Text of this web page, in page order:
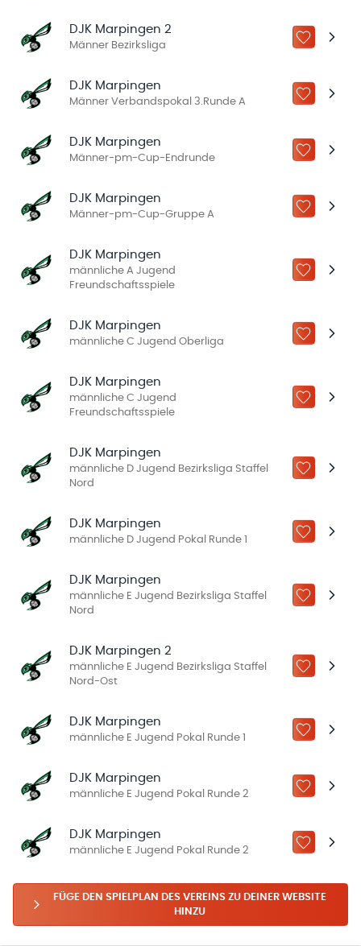
DJK Marpingen 2
Männer Bezirksliga ZU „MEINE
DJK Marpingen
Männer Verbandspokal 3.Runde A ZU „MEINE
DJK Marpingen
Männer-pm-Cup-Endrunde ZU „MEINE
DJK Marpingen
Männer-pm-Cup-Gruppe A ZU „MEINE
DJK Marpingen
männliche A Jugend
Freundschaftsspiele
ZU „MEINE
DJK Marpingen
männliche C Jugend Oberliga ZU „MEINE
DJK Marpingen
männliche C Jugend
Freundschaftsspiele
ZU „MEINE
DJK Marpingen
männliche D Jugend Bezirksliga Staffel
Nord
ZU „MEINE
DJK Marpingen
männliche D Jugend Pokal Runde 1 ZU „MEINE
DJK Marpingen
männliche E Jugend Bezirksliga Staffel
Nord
ZU „MEINE
DJK Marpingen 2
männliche E Jugend Bezirksliga Staffel
Nord-Ost
ZU „MEINE
DJK Marpingen
männliche E Jugend Pokal Runde 1 ZU „MEINE
DJK Marpingen
männliche E Jugend Pokal Runde 2 ZU „MEINE
DJK Marpingen
männliche E Jugend Pokal Runde 2 ZU „MEINE
FÜGE DEN SPIELPLAN DES VEREINS ZU DEINER WEBSITE
HINZU